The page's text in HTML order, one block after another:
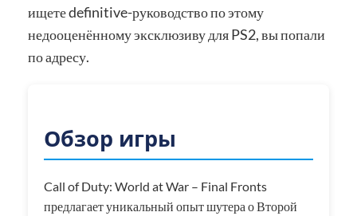
ищете definitive-руководство по этому
недооценённому эксклюзиву для PS2, вы попали
по адресу.
Обзор игры
Call of Duty: World at War – Final Fronts
предлагает уникальный опыт шутера о Второй